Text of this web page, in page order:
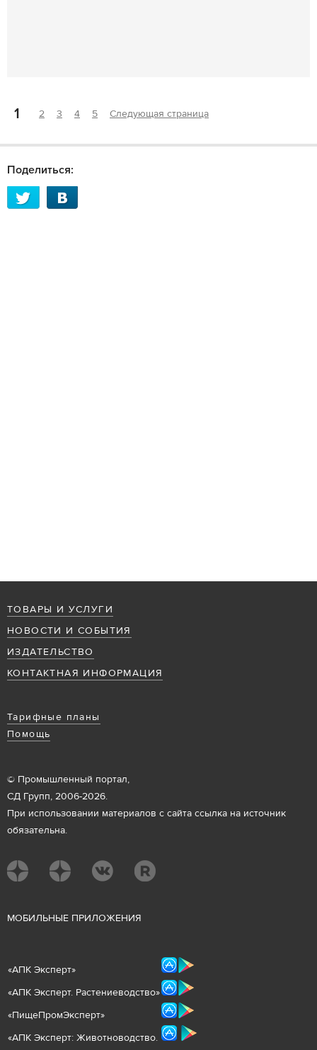
1 2 3 4 5 Следующая страница
Поделиться:
ТОВАРЫ И УСЛУГИ
НОВОСТИ И СОБЫТИЯ
ИЗДАТЕЛЬСТВО
КОНТАКТНАЯ ИНФОРМАЦИЯ
Тарифные планы
Помощь
© Промышленный портал,
СД Групп, 2006-2026.
При использовании материалов с сайта ссылка на источник
обязательна.
МОБИЛЬНЫЕ ПРИЛОЖЕНИЯ
«АПК Эксперт»
«АПК Эксперт. Растениеводство»
«ПищеПромЭксперт»
«АПК Эксперт: Животноводство.